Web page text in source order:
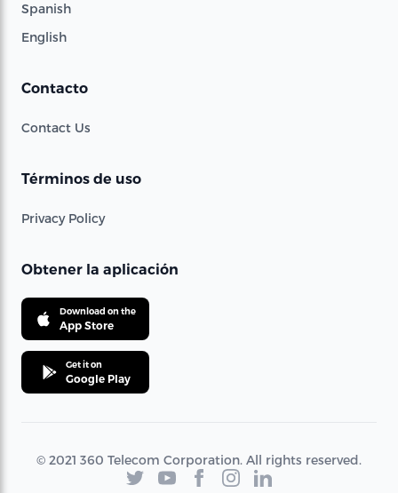
Spanish
English
Contacto
Contact Us
Términos de uso
Privacy Policy
Obtener la aplicación
Download on the
App Store
Get it on
Google Play
© 2021 360 Telecom Corporation. All rights reserved.